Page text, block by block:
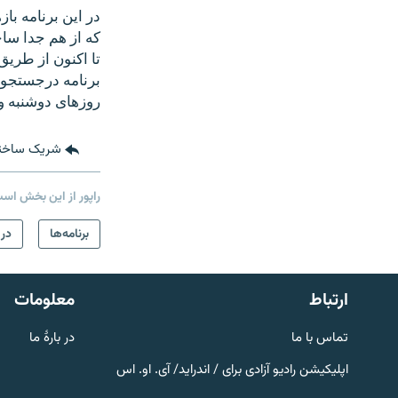
به ما بپیوندید
همۀ سایت‌های رادیو آزادی/ رادیو
در این برنامه
که از هم جدا
تا اکنون از
روزهای دوشنبه و پنجشنبه از ساعت
شریک
راپور از این بخش
برنامه‌ها
ارتباط
تماس با ما
اپلیکیشن رادیو آزادی برای / اندراید/ آی. او. اس
معلومات
در بارۀ ما